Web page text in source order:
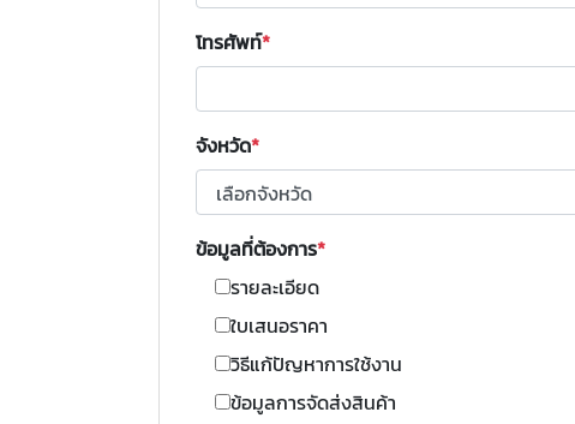
โทรศัพท์
จังหวัด
ข้อมูลที่ต้องการ
รายละเอียด
ใบเสนอราคา
วิธีแก้ปัญหาการใช้งาน
ข้อมูลการจัดส่งสินค้า